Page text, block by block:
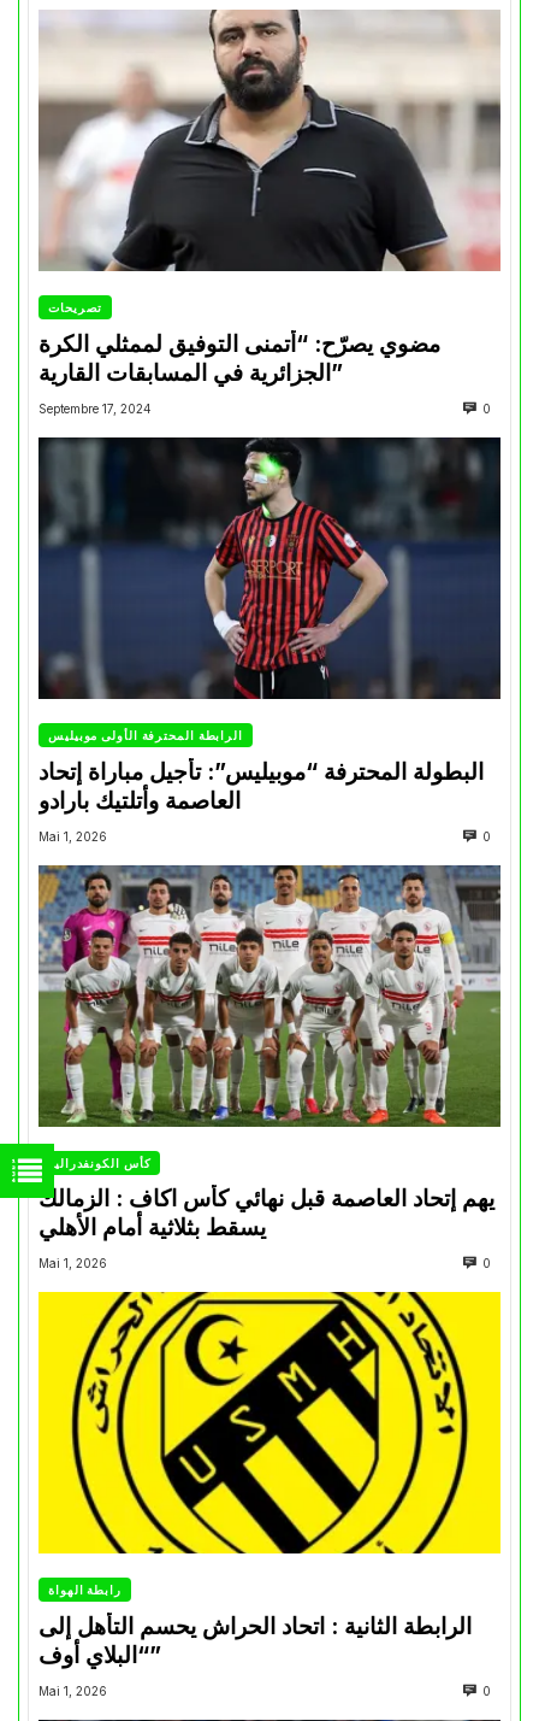
تصريحات
مضوي يصرّح: “أتمنى التوفيق لممثلي الكرة
الجزائرية في المسابقات القارية”
Septembre 17, 2024 0
الرابطة المحترفة الأولى موبيليس
البطولة المحترفة “موبيليس”: تأجيل مباراة إتحاد
العاصمة وأتلتيك بارادو
Mai 1, 2026 0
كأس الكونفدرالية
يهم إتحاد العاصمة قبل نهائي كأس اكاف : الزمالك
Mai 1, 2026 0
رابطة الهواة
الرابطة الثانية : اتحاد الحراش يحسم التأهل إلى
“البلاي أوف”
Mai 1, 2026 0